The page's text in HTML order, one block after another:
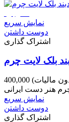
نمایش سریع
دوست داشتن
اشتراک گذاری
بلک لایت چرم
مالیات)
هنر دست ایرانی
نمایش سریع
دوست داشتن
اشتراک گذاری